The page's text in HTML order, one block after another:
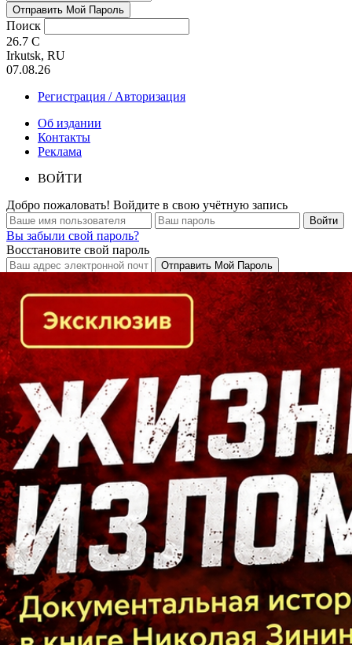
Поиск
26.7 C
Irkutsk, RU
07.08.26
Регистрация / Авторизация
Об издании
Контакты
Реклама
ВОЙТИ
Добро пожаловать! Войдите в свою учётную запись
Вы забыли свой пароль?
Восстановите свой пароль
Кто есть кто в Байкальском регионе